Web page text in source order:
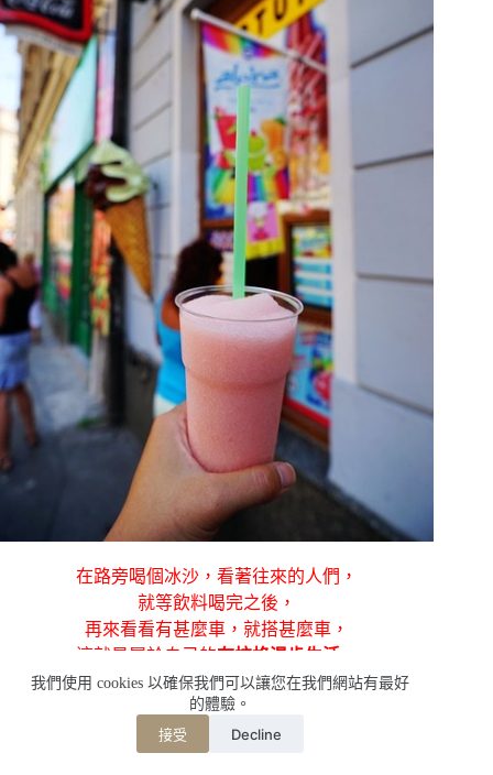
我們使用 cookies 以確保我們可以讓您在我們網站有最好
的體驗。
接受 Decline
在路旁喝個冰沙，看著往來的人們，
就等飲料喝完之後，
再來看看有甚麼車，就搭甚麼車，
這就是屬於自己的布拉格漫步生活
沒有目的地，只有隨心的亂走。
………………………………………未完，待續
快樂雲一句話推薦